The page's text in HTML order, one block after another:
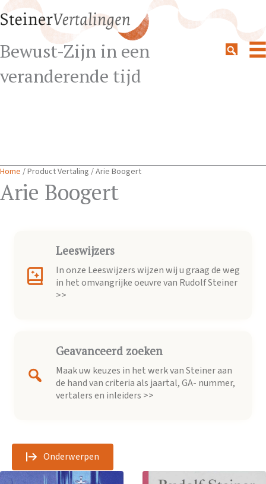
Bewust-Zijn in een
veranderende tijd
Home / Product Vertaling / Arie Boogert
Arie Boogert
Leeswijzers
In onze Leeswijzers wijzen wij u graag de weg
in het omvangrijke oeuvre van Rudolf Steiner
>>
Geavanceerd zoeken
Maak uw keuzes in het werk van Steiner aan
de hand van criteria als jaartal, GA- nummer,
vertalers en inleiders >>
Onderwerpen